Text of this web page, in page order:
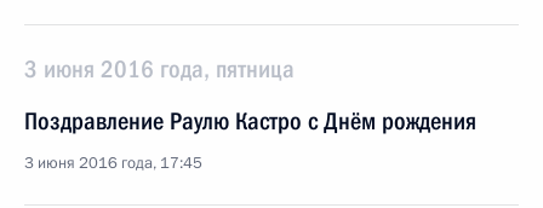
3 июня 2016 года, пятница
Поздравление Раулю Кастро с Днём рождения
3 июня 2016 года, 17:45